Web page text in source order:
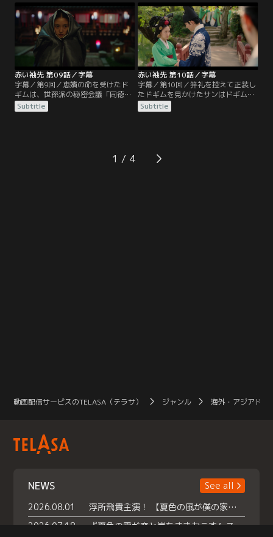
する。そんな中、ドギムたちが見習
いを卒業して正式な宮女になる笄礼
の日が近づく。ドギムは書庫係から
東宮殿に配置が変わることを考える
と気が重い。書庫での最後の日、サ
ンがドギムの前に姿を現す。
救った恵嬪は、恩返しとしてサンを
監視し報告することをドギムに求め
る。サンの世子廃位を狙うサンの叔
母、和緩（ファワン）翁主は、ドギ
ムが王に謁見した宮女だと知り、濡
れ衣を着せドギムを罰しようと…。
赤い袖先 第09話／字幕
字幕／第9回／恵嬪の命を受けたド
ギムは、世孫派の秘密会議「同徳
会」のために妓房に出入りするサン
を尾行。ドンノに見つかり殺されか
はドギムを自分の使い走りとして同
徳会に迎え入れることに。一方、英
Subtitle
赤い袖先 第10話／字幕
字幕／第10回／笄礼を控えて正装し
たドギムを見かけたサンはドギムが
王の寵愛を受けたと勘違いするが、
笄礼のためだと知り安堵する。笄礼
制する恵嬪の意図に気づき、傷つく
ドギム。一方、サンが妓房通いをし
Subtitle
1
動画配信サービスのTELASA（テラサ） ジャンル 海外・アジアドラ
NEWS
See all
2026.08.01
浮所飛貴主演！ 【夏色の風が僕の家にやってきた】 本日よりテラサで独占配信スタート！
2026.07.18
『夏色の雲が恋と嵐をまきおこす』スペシャルメイキング 【Part1】2026年７月18日（土）23時30分～配信スタート！話題のシーンの裏側を大公開！豪華キャスト大集合！ 『武宮家 真夏の家族会議』開催！